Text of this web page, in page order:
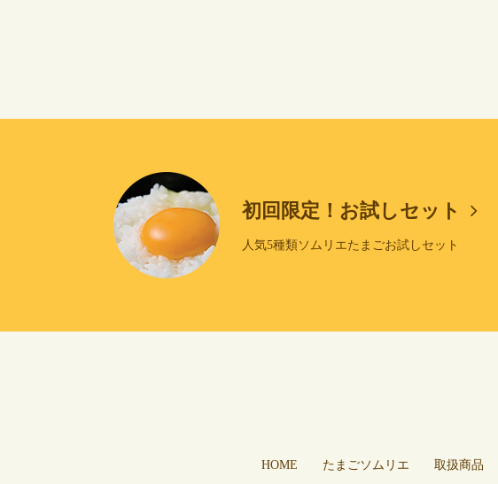
初回限定！お試しセット
人気5種類ソムリエたまごお試しセット
HOME たまごソムリエ 取扱商品